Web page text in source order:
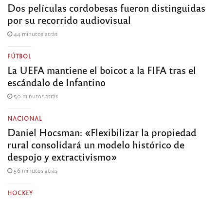
Dos películas cordobesas fueron distinguidas
por su recorrido audiovisual
44 minutos atrás
FÚTBOL
La UEFA mantiene el boicot a la FIFA tras el
escándalo de Infantino
50 minutos atrás
NACIONAL
Daniel Hocsman: «Flexibilizar la propiedad
rural consolidará un modelo histórico de
despojo y extractivismo»
56 minutos atrás
HOCKEY